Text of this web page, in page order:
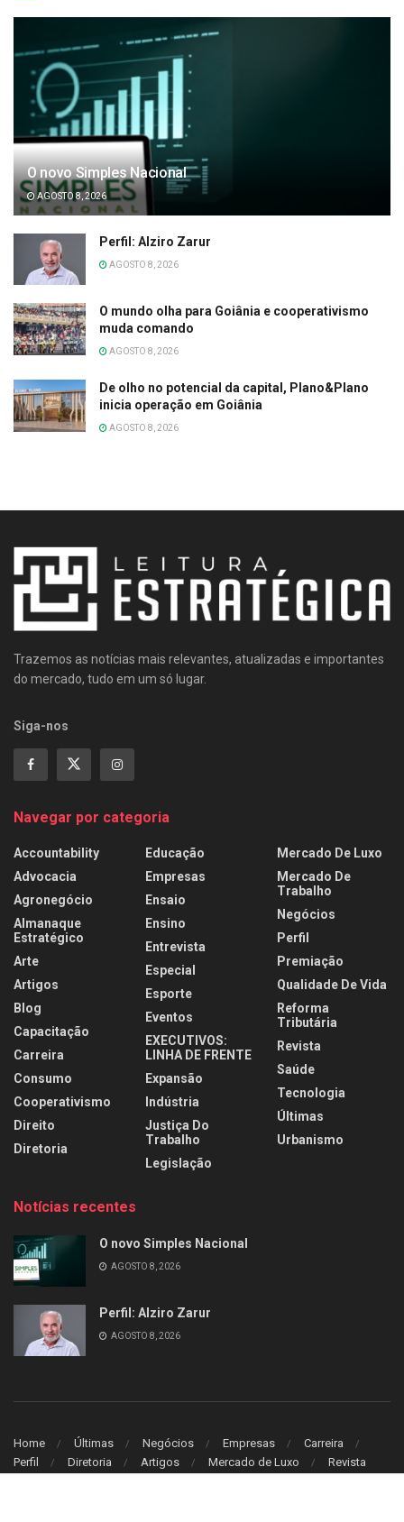
O novo Simples Nacional
AGOSTO 8, 2026
Perfil: Alziro Zarur
AGOSTO 8, 2026
O mundo olha para Goiânia e cooperativismo
muda comando
AGOSTO 8, 2026
De olho no potencial da capital, Plano&Plano
inicia operação em Goiânia
AGOSTO 8, 2026
Trazemos as notícias mais relevantes, atualizadas e importantes
do mercado, tudo em um só lugar.
Siga-nos
Navegar por categoria
Accountability
Advocacia
Agronegócio
Almanaque
Estratégico
Arte
Artigos
Blog
Capacitação
Carreira
Consumo
Cooperativismo
Direito
Diretoria
Educação
Empresas
Ensaio
Ensino
Entrevista
Especial
Esporte
Eventos
EXECUTIVOS:
LINHA DE FRENTE
Expansão
Indústria
Justiça Do
Trabalho
Legislação
Mercado De Luxo
Mercado De
Trabalho
Negócios
Perfil
Premiação
Qualidade De Vida
Reforma
Tributária
Revista
Saúde
Tecnologia
Últimas
Urbanismo
Notícias recentes
O novo Simples Nacional
AGOSTO 8, 2026
Perfil: Alziro Zarur
AGOSTO 8, 2026
Home Últimas Negócios Empresas
Carreira
Perfil
Diretoria Artigos Mercado de Luxo Revista